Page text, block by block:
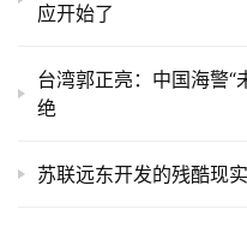
应开始了
台湾郭正亮：中国海警“
绝
苏联远东开发的残酷现